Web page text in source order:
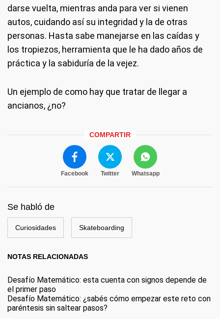
darse vuelta, mientras anda para ver si vienen
autos, cuidando así su integridad y la de otras
personas. Hasta sabe manejarse en las caídas y
los tropiezos, herramienta que le ha dado años de
práctica y la sabiduría de la vejez.
Un ejemplo de como hay que tratar de llegar a
ancianos, ¿no?
COMPARTIR
Facebook Twitter Whatsapp
Se habló de
Curiosidades Skateboarding
NOTAS RELACIONADAS
Desafío Matemático: esta cuenta con signos depende de
el primer paso
Desafío Matemático: ¿sabés cómo empezar este reto con
paréntesis sin saltear pasos?